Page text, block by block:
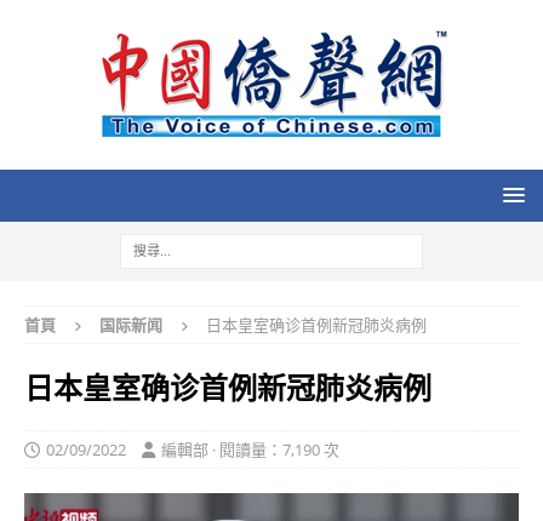
首頁 国际新闻 日本皇室确诊首例新冠肺炎病例
日本皇室确诊首例新冠肺炎病例
02/09/2022 編輯部 · 閱讀量：7,190 次